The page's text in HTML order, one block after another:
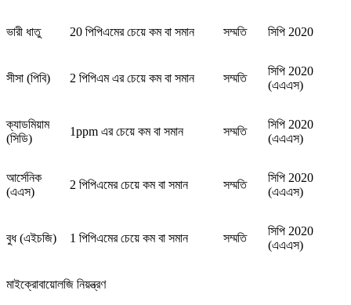
ভারী ধাতু 20 পিপিএমের চেয়ে কম বা সমান সম্মতি সিপি 2020
সীসা (পিবি) 2 পিপিএম এর চেয়ে কম বা সমান সম্মতি
সিপি 2020
(এএএস)
ক্যাডমিয়াম
(সিডি)
1ppm এর চেয়ে কম বা সমান সম্মতি
সিপি 2020
(এএএস)
আর্সেনিক
(এএস)
2 পিপিএমের চেয়ে কম বা সমান সম্মতি
সিপি 2020
(এএএস)
বুধ (এইচজি) 1 পিপিএমের চেয়ে কম বা সমান সম্মতি
সিপি 2020
(এএএস)
মাইক্রোবায়োলজি নিয়ন্ত্রণ